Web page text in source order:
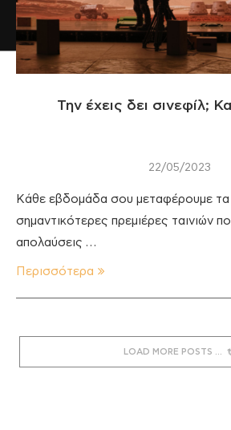
Την έχεις δει σινεφίλ;
22/05/2023
Κάθε εβδομάδα σου μεταφέρουμε τα
σημαντικότερες πρεμιέρες ταινιών
απολαύσεις …
Περισσότερα
LOAD MORE POSTS